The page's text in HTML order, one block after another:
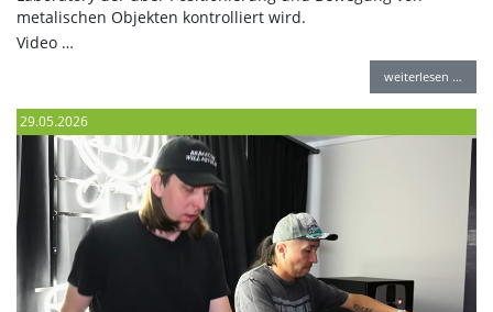
metalischen Objekten kontrolliert wird.
Video …
weiterlesen …
29.05.2026